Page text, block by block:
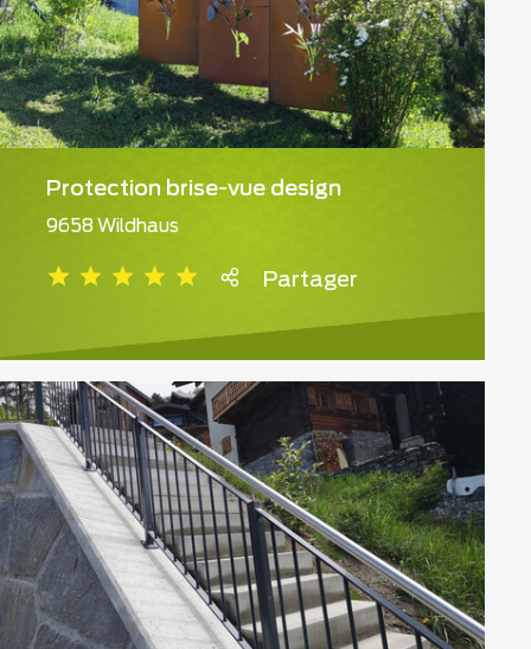
Protection brise-vue design
9658 Wildhaus
Partager